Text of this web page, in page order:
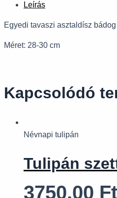
Leírás
Egyedi tavaszi asztaldísz
Méret: 28-30 cm
Kapcsolódó
Névnapi tulipán
Tulipán
3750,00 Ft